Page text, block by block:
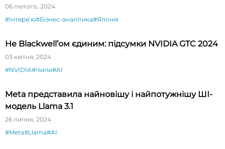
будете вражені»
06 лютого, 2024
#Інтервʼю#Бізнес-аналітика#Японія
Не Blackwell’ом єдиним: підсумки NVIDIA GTC 2024
03 квітня, 2024
#NVIDIA#Чипи#AI
Meta представила найновішу і найпотужнішу ШІ-
модель Llama 3.1
26 липня, 2024
#Meta#Llama#AI